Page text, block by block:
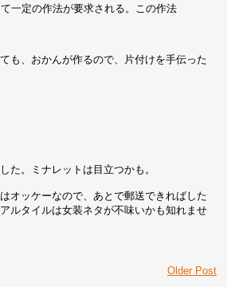
一定の作法が要求される。この作法
も、おかんが作るので、片付けを手伝った
た。ミナレットは目立つかも。
オッケーなので、あとで郵送できればした
ルタイルは女装ネタが不味いかも知れませ
Older Post